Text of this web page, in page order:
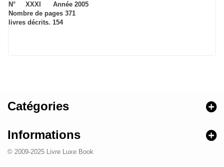
N° XXXI Année 2005
Nombre de pages 371
livres décrits. 154
Catégories
Informations
© 2009-2025 Livre Luxe Book